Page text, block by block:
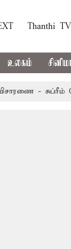
Thanthi TV
உலகம்
- சுப்ரீம்